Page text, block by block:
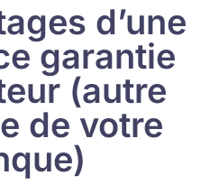
d’une
garantie
(autre
de votre